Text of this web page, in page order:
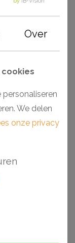
in ruimtes
(Orac) en
Over
We delen
onze privacy